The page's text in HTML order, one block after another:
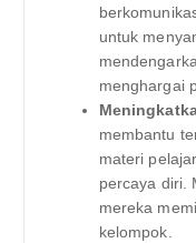
untuk
menghargai
membantu
materi
percaya diri.
mereka
kelompok.